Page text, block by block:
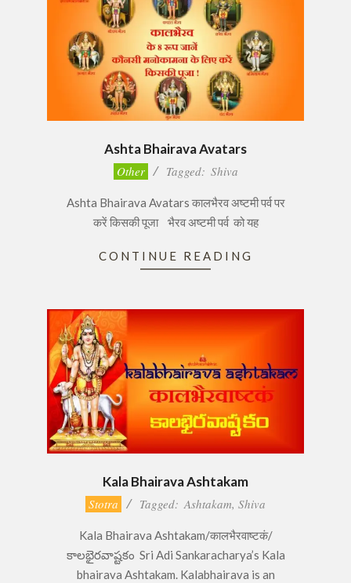
Ashta Bhairava Avatars
Other Tagged: Shiva
Ashta Bhairava Avatars कालभैरव अष्टमी पर्व पर
करें किसकी पूजा भैरव अष्टमी पर्व को यह
CONTINUE READING
Kala Bhairava Ashtakam
Stotra Tagged: Ashtakam, Shiva
Kala Bhairava Ashtakam/कालभैरवाष्टकं/
కాలభైరవాష్టకం Sri Adi Sankaracharya’s Kala
bhairava Ashtakam. Kalabhairava is an